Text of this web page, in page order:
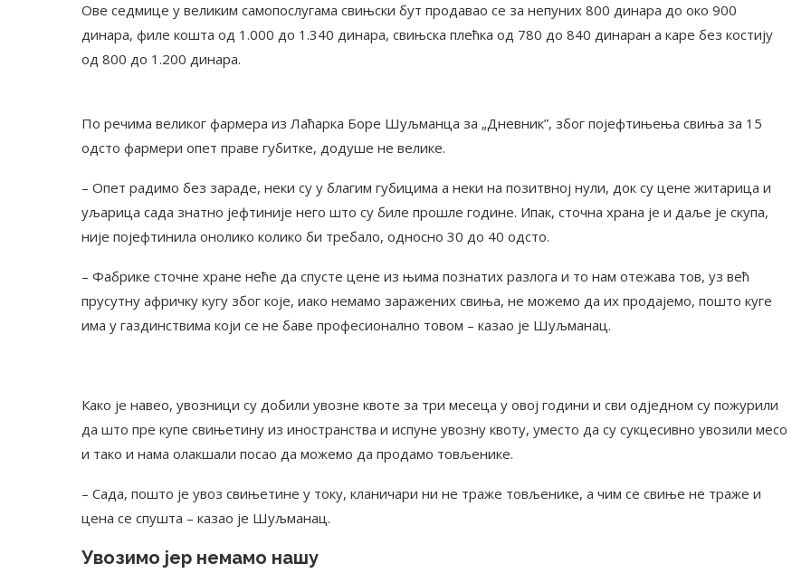
Ове седмице у великим самопослугама свињски бут продавао се за непуних 800 динара до око 900
динара, филе кошта од 1.000 до 1.340 динара, свињска плећка од 780 до 840 динаран а каре без костију
од 800 до 1.200 динара.
По речима великог фармера из Лаћарка Боре Шуљманца за „Дневник”, због појефтињења свиња за 15
одсто фармери опет праве губитке, додуше не велике.
– Опет радимо без зараде, неки су у благим губицима а неки на позитвној нули, док су цене житарица и
уљарица сада знатно јефтиније него што су биле прошле године. Ипак, сточна храна је и даље је скупа,
није појефтинила онолико колико би требало, односно 30 до 40 одсто.
– Фабрике сточне хране неће да спусте цене из њима познатих разлога и то нам отежава тов, уз већ
прусутну афричку кугу због које, иако немамо заражених свиња, не можемо да их продајемо, пошто куге
има у газдинствима који се не баве професионално товом – казао је Шуљманац.
Како је навео, увозници су добили увозне квоте за три месеца у овој години и сви одједном су пожурили
да што пре купе свињетину из иностранства и испуне увозну квоту, уместо да су сукцесивно увозили месо
и тако и нама олакшали посао да можемо да продамо товљенике.
– Сада, пошто је увоз свињетине у току, кланичари ни не траже товљенике, а чим се свиње не траже и
цена се спушта – казао је Шуљманац.
Увозимо јер немамо нашу